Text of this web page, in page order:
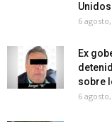
6
Ex
sobre
6